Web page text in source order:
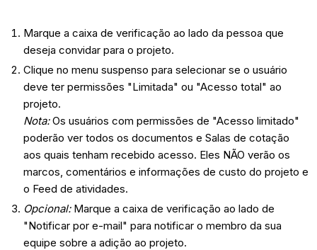
Marque a caixa de verificação ao lado da pessoa que
deseja convidar para o projeto.
Clique no menu suspenso para selecionar se o usuário
deve ter permissões "Limitada" ou "Acesso total" ao
projeto.
Nota:Os usuários com permissões de "Acesso limitado"
poderão ver todos os documentos e Salas de cotação
aos quais tenham recebido acesso. Eles NÃO verão os
marcos, comentários e informações de custo do projeto e
o Feed de atividades.
Opcional:Marque a caixa de verificação ao lado de
"Notificar por e-mail" para notificar o membro da sua
equipe sobre a adição ao projeto.